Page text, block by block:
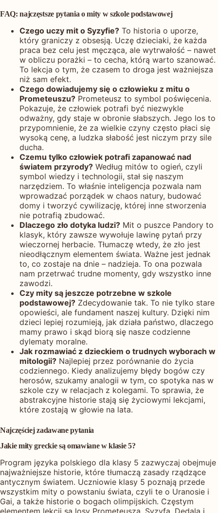
FAQ: najczęstsze pytania o mity w szkole podstawowej
Czego uczy mit o Syzyfie? To historia o uporze,
który graniczy z obsesją. Uczę dzieciaki, że każda
praca bez celu jest męcząca, ale wytrwałość – nawet
w obliczu porażki – to cecha, którą warto szanować.
To lekcja o tym, że czasem to droga jest ważniejsza
niż sam efekt.
Czego dowiadujemy się o człowieku z mitu o
Prometeuszu? Prometeusz to symbol poświęcenia.
Pokazuje, że człowiek potrafi być niezwykle
odważny, gdy staje w obronie słabszych. Jego los to
przypomnienie, że za wielkie czyny często płaci się
wysoką cenę, a ludzka słabość jest niczym przy sile
ducha.
Czemu tylko człowiek potrafi zapanować nad
światem przyrody? Według mitów to ogień, czyli
symbol wiedzy i technologii, stał się naszym
narzędziem. To właśnie inteligencja pozwala nam
wprowadzać porządek w chaos natury, budować
domy i tworzyć cywilizację, której inne stworzenia
nie potrafią zbudować.
Dlaczego zło dotyka ludzi? Mit o puszce Pandory to
klasyk, który zawsze wywołuje lawinę pytań przy
wieczornej herbacie. Tłumaczę wtedy, że zło jest
nieodłącznym elementem świata. Ważne jest jednak
to, co zostaje na dnie – nadzieja. To ona pozwala
nam przetrwać trudne momenty, gdy wszystko inne
zawodzi.
Czy mity są jeszcze potrzebne w szkole
podstawowej? Zdecydowanie tak. To nie tylko stare
opowieści, ale fundament naszej kultury. Dzięki nim
dzieci lepiej rozumieją, jak działa państwo, dlaczego
mamy prawo i skąd biorą się nasze codzienne
dylematy moralne.
Jak rozmawiać z dzieckiem o trudnych wyborach w
mitologii? Najlepiej przez porównanie do życia
codziennego. Kiedy analizujemy błędy bogów czy
herosów, szukamy analogii w tym, co spotyka nas w
szkole czy w relacjach z kolegami. To sprawia, że
abstrakcyjne historie stają się życiowymi lekcjami,
które zostają w głowie na lata.
Najczęściej zadawane pytania
Jakie mity greckie są omawiane w klasie 5?
Program języka polskiego dla klasy 5 zazwyczaj obejmuje
najważniejsze historie, które tłumaczą zasady rządzące
antycznym światem. Uczniowie klasy 5 poznają przede
wszystkim mity o powstaniu świata, czyli te o Uranosie i
Gai, a także historie o bogach olimpijskich. Częstym